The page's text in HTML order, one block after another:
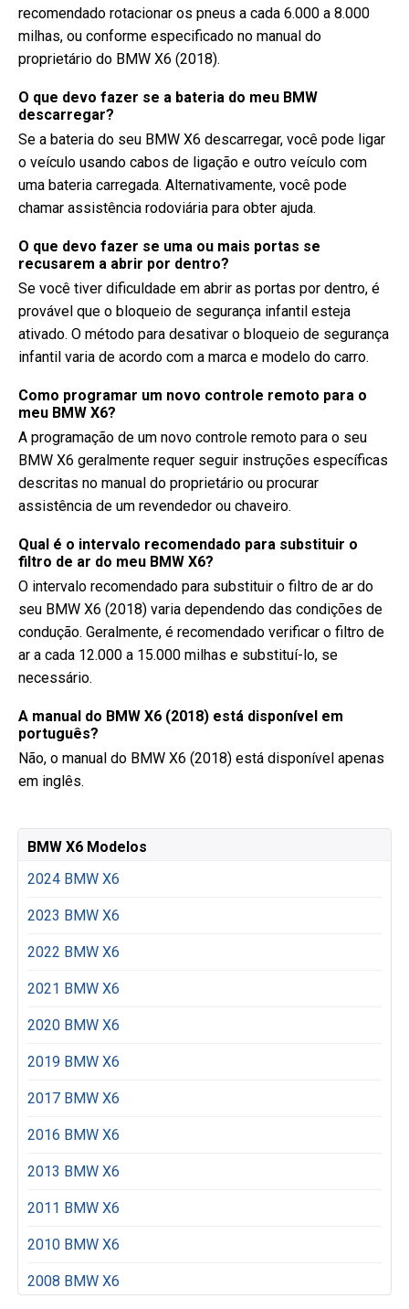
recomendado rotacionar os pneus a cada 6.000 a 8.000
milhas, ou conforme especificado no manual do
proprietário do BMW X6 (2018).
O que devo fazer se a bateria do meu BMW
descarregar?
Se a bateria do seu BMW X6 descarregar, você pode ligar
o veículo usando cabos de ligação e outro veículo com
uma bateria carregada. Alternativamente, você pode
chamar assistência rodoviária para obter ajuda.
O que devo fazer se uma ou mais portas se
recusarem a abrir por dentro?
Se você tiver dificuldade em abrir as portas por dentro, é
provável que o bloqueio de segurança infantil esteja
ativado. O método para desativar o bloqueio de segurança
infantil varia de acordo com a marca e modelo do carro.
Como programar um novo controle remoto para o
meu BMW X6?
A programação de um novo controle remoto para o seu
BMW X6 geralmente requer seguir instruções específicas
descritas no manual do proprietário ou procurar
assistência de um revendedor ou chaveiro.
Qual é o intervalo recomendado para substituir o
filtro de ar do meu BMW X6?
O intervalo recomendado para substituir o filtro de ar do
seu BMW X6 (2018) varia dependendo das condições de
condução. Geralmente, é recomendado verificar o filtro de
ar a cada 12.000 a 15.000 milhas e substituí-lo, se
necessário.
A manual do BMW X6 (2018) está disponível em
português?
Não, o manual do BMW X6 (2018) está disponível apenas
em inglês.
BMW X6 Modelos
2024 BMW X6
2023 BMW X6
2022 BMW X6
2021 BMW X6
2020 BMW X6
2019 BMW X6
2017 BMW X6
2016 BMW X6
2013 BMW X6
2011 BMW X6
2010 BMW X6
2008 BMW X6